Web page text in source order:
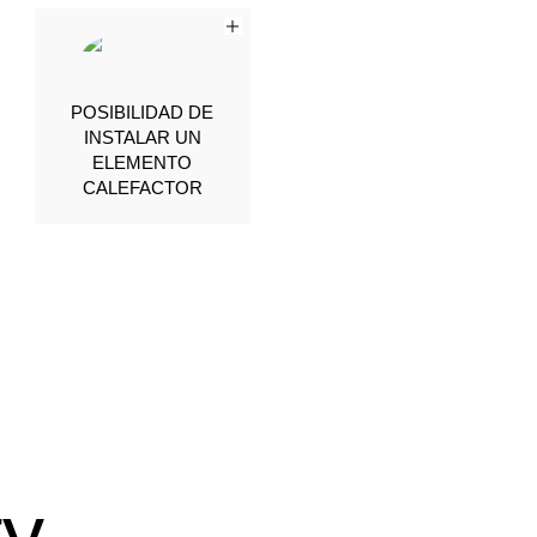
POSIBILIDAD DE
INSTALAR UN
ELEMENTO
CALEFACTOR